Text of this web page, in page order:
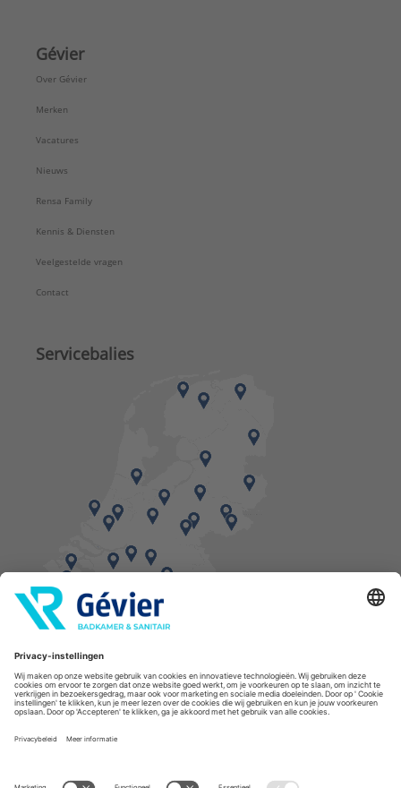
Gévier
Over Gévier
Merken
Vacatures
Nieuws
Rensa Family
Kennis & Diensten
Veelgestelde vragen
Contact
Servicebalies
Vind een balie in de buurt
* Bestellingen geplaatst in het weekend worden, mits voorradig, dinsdag geleverd.
Cookies
Algemene voorwaarden